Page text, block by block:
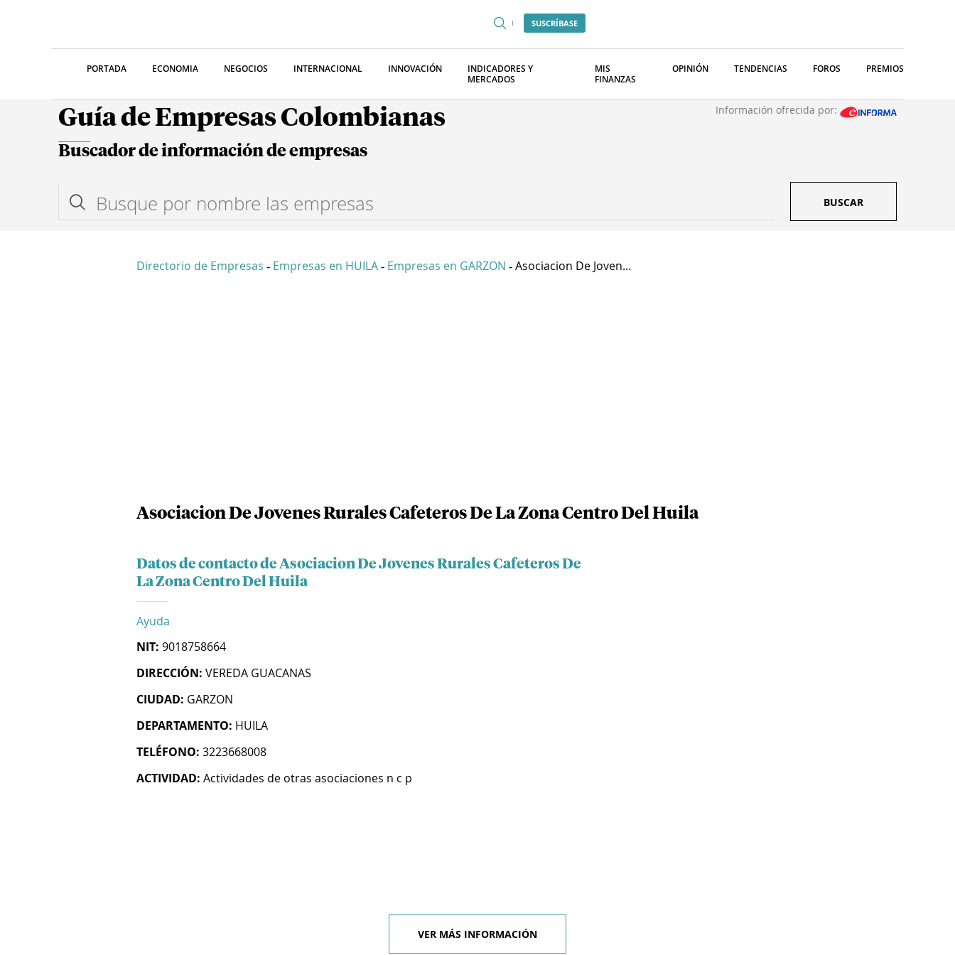
SUSCRÍBASE
PORTADA ECONOMIA NEGOCIOS INTERNACIONAL INNOVACIÓN
INDICADORES Y
MERCADOS
MIS
FINANZAS
OPINIÓN TENDENCIAS FOROS PREMIOS
Guía de Empresas Colombianas Información ofrecida por:
Buscador de información de empresas
BUSCAR
Directorio de Empresas - Empresas en HUILA - Empresas en GARZON - Asociacion De Joven...
Asociacion De Jovenes Rurales Cafeteros De La Zona Centro Del Huila
Datos de contacto de Asociacion De Jovenes Rurales Cafeteros De
La Zona Centro Del Huila
Ayuda
NIT: 9018758664
DIRECCIÓN: VEREDA GUACANAS
CIUDAD: GARZON
DEPARTAMENTO: HUILA
TELÉFONO: 3223668008
ACTIVIDAD: Actividades de otras asociaciones n c p
VER MÁS INFORMACIÓN